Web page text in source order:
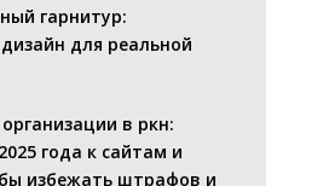
гарнитур:
для реальной
в ркн:
года к сайтам и
избежать штрафов и